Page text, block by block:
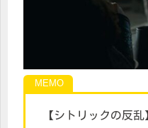
【シトリックの反